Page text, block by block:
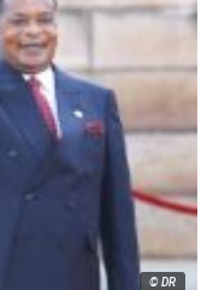
© DR